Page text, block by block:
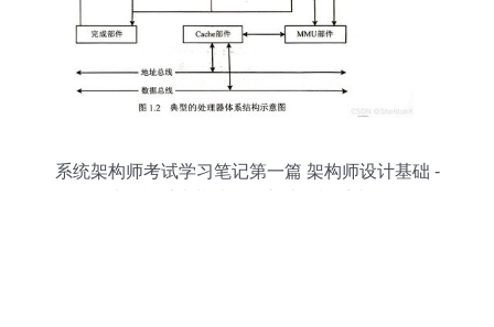
系统架构师考试学习笔记第一篇 架构师设计基础 -